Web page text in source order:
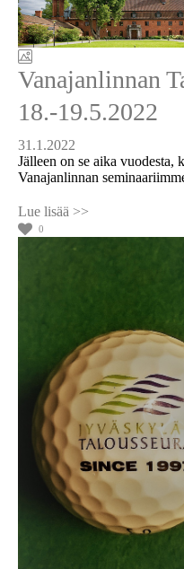
Vanajanlinnan
18.-19.5.2022
31.1.2022
Jälleen on se aika
Vanajanlinnan
0